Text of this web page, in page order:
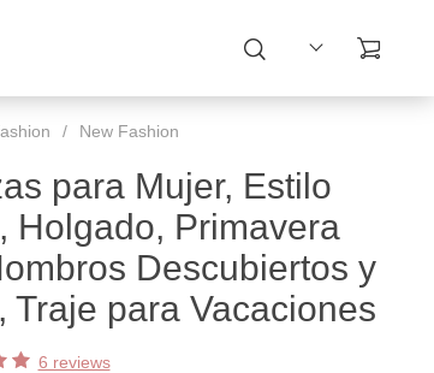
/ New Fashion
para Mujer, Estilo
Holgado, Primavera
Descubiertos y
para Vacaciones
6 reviews